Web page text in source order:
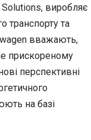
виробляє
транспорту та
вважають,
прискореному
перспективні
на базі